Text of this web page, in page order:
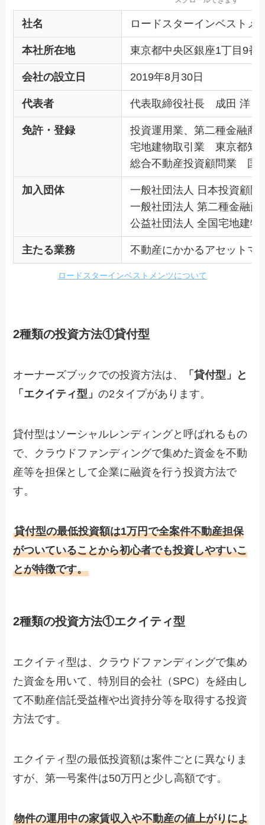
社名 ロードスターインベストメ
本社所在地 東京都中央区銀座1丁目9
会社の設立日 2019年8月30日
代表者 代表取締役社長 成田 洋
免許・登録
投資運用業、第二種金融
宅地建物取引業 東京都知
総合不動産投資顧問業 国
加入団体
一般社団法人 日本投資顧問
一般社団法人 第二種金融商
公益社団法人 全国宅地建物
主たる業務 不動産にかかるアセットマ
ロードスターインベストメンツについて
2種類の投資方法①貸付型
オーナーズブックでの投資方法は、
「貸付型」と
「エクイティ型」の2タイプがあります。
貸付型はソーシャルレンディングと呼ばれるもの
で、クラウドファンディングで集めた資金を不動
産等を担保として企業に融資を行う投資方法で
す。
貸付型の最低投資額は1万円で全案件不動産担保
がついていることから初心者でも投資しやすいこ
とが特徴です。
2種類の投資方法①エクイティ型
エクイティ型は、クラウドファンディングで集め
た資金を用いて、特別目的会社（SPC）を経由し
て不動産信託受益権や出資持分等を取得する投資
方法です。
エクイティ型の最低投資額は案件ごとに異なりま
すが、第一号案件は50万円と少し高額です。
物件の運用中の家賃収入や不動産の値上がりによ